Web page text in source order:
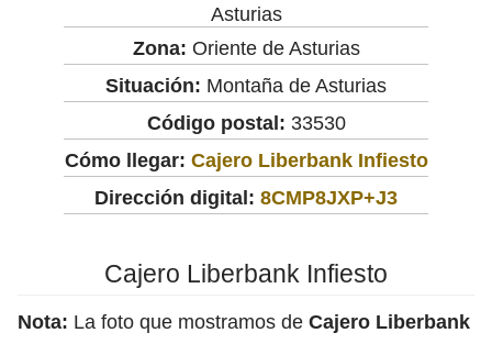
Asturias
Zona: Oriente de Asturias
Situación: Montaña de Asturias
Código postal: 33530
Cómo llegar: Cajero Liberbank Infiesto
Dirección digital: 8CMP8JXP+J3
Cajero Liberbank Infiesto
Nota: La foto que mostramos de Cajero Liberbank